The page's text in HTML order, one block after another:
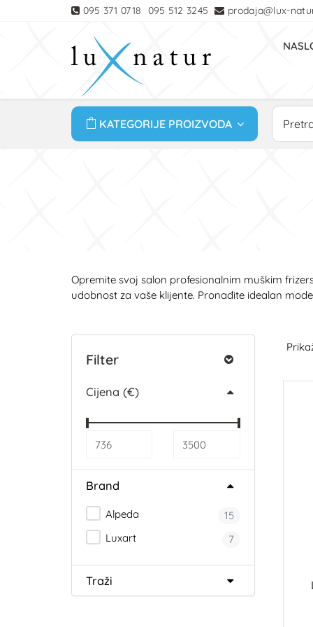
095 371 0718 095 512 3245 prodaja@lux-
KATEGORIJE PROIZVODA
Opremite svoj salon profesionalnim muškim
udobnost za vaše klijente. Pronađite idealan
Filter
Cijena (€)
Brand
Alpeda
15
Luxart
7
Traži